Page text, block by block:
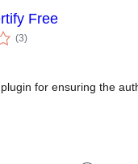
Free
(3αξιολογήσεις
σύνολο
)
for ensuring the